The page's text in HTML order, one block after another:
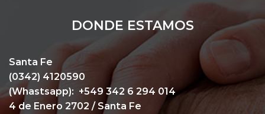
DONDE ESTAMOS
Santa Fe
(0342) 4120590
(Whastsapp): +549 342 6 294 014
4 de Enero 2702 / Santa Fe